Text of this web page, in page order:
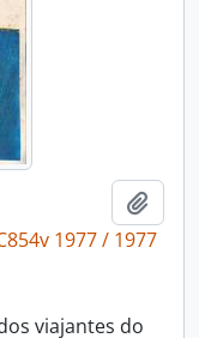
1977 / 1977
viajantes do